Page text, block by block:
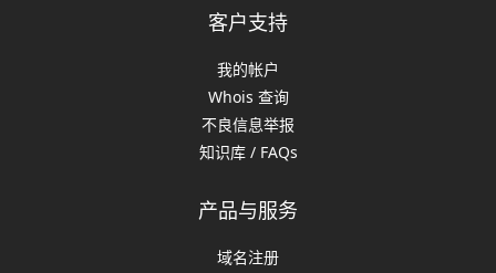
客户支持
我的帐户
Whois 查询
不良信息举报
知识库 / FAQs
产品与服务
域名注册